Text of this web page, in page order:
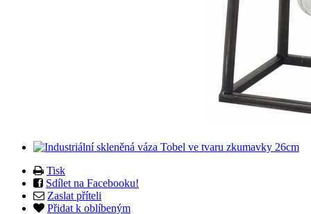
Tisk
Sdílet na Facebooku!
Zaslat příteli
Přidat k oblíbeným